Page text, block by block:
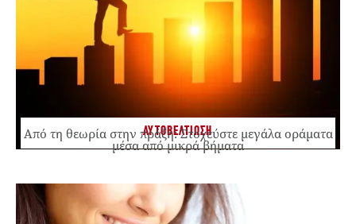
ΑΥΤΟΒΕΛΤΙΩΣΗ
Από τη θεωρία στην πράξη: Στοχεύστε μεγάλα οράματα
μέσα από μικρά βήματα